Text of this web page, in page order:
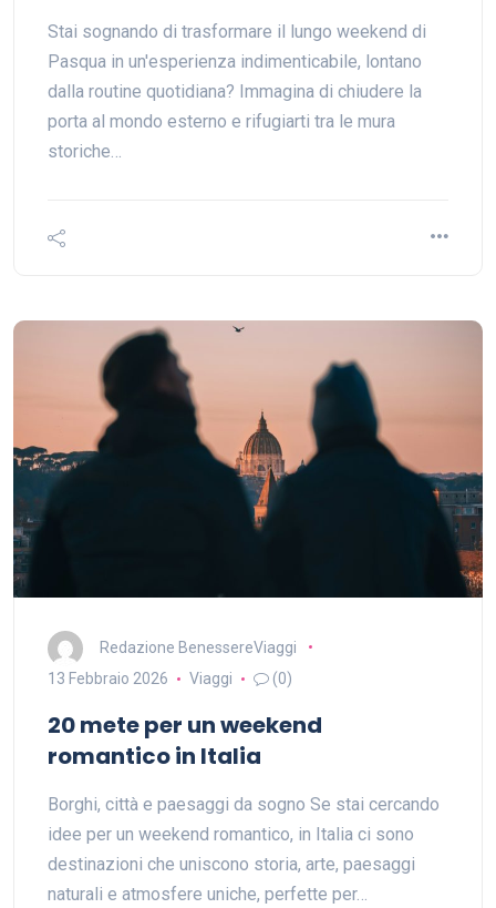
Stai sognando di trasformare il lungo weekend di
Pasqua in un'esperienza indimenticabile, lontano
dalla routine quotidiana? Immagina di chiudere la
porta al mondo esterno e rifugiarti tra le mura
storiche…
Redazione BenessereViaggi
13 Febbraio 2026
Viaggi (0)
20 mete per un weekend
romantico in Italia
Borghi, città e paesaggi da sogno Se stai cercando
idee per un weekend romantico, in Italia ci sono
destinazioni che uniscono storia, arte, paesaggi
naturali e atmosfere uniche, perfette per…